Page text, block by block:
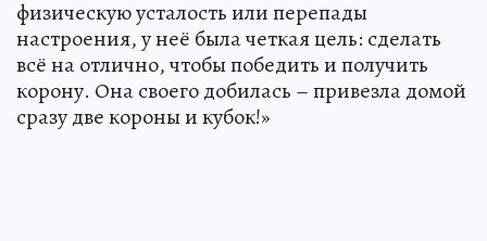
физическую усталость или перепады
настроения, у неё была четкая цель: сделать
всё на отлично, чтобы победить и получить
корону. Она своего добилась – привезла домой
сразу две короны и кубок!»